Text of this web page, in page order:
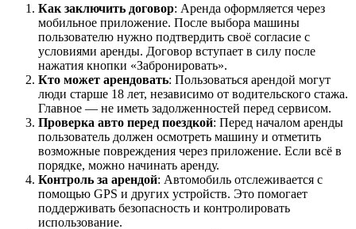
Как заключить договор: Аренда оформляется через
мобильное приложение. После выбора машины
пользователю нужно подтвердить своё согласие с
условиями аренды. Договор вступает в силу после
нажатия кнопки «Забронировать».
Кто может арендовать: Пользоваться арендой могут
люди старше 18 лет, независимо от водительского стажа.
Главное — не иметь задолженностей перед сервисом.
Проверка авто перед поездкой: Перед началом аренды
пользователь должен осмотреть машину и отметить
возможные повреждения через приложение. Если всё в
порядке, можно начинать аренду.
Контроль за арендой: Автомобиль отслеживается с
помощью GPS и других устройств. Это помогает
поддерживать безопасность и контролировать
использование.